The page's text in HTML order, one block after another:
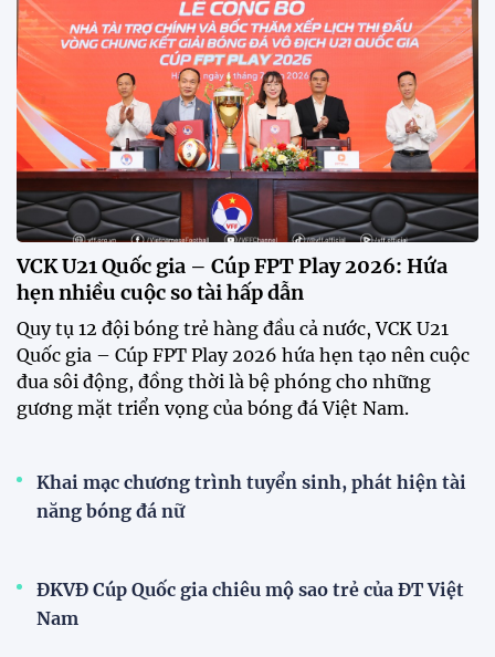
Giải bóng đá truyền thống xã Hùng Châu lần thứ VI
chính thức khởi tranh với sự tham gia của 14 đội
bóng, hứa hẹn mang đến những trận cầu hấp dẫn.
HLV Kim Sang Sik: "ĐT Việt Nam sẽ tung đội
hình mạnh nhất trước Campuchia"
CĐV vượt gần 80 km từ 5h30 sáng để mua vé xem
tuyển Việt Nam
Tuyển Việt Nam đối đầu Malaysia ở bán kết
ASEAN Cup 2026?
Đội tuyển Việt Nam được người hâm mộ chào đón
nồng nhiệt khi trở về Hà Nội
Đội tuyển nữ Việt Nam